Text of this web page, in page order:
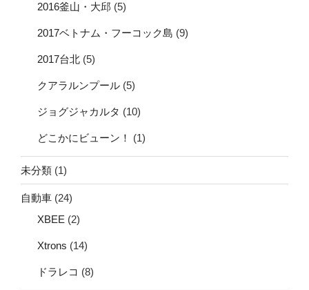
2016釜山・大邱 (5)
2017ベトナム・フーコック島 (9)
2017台北 (5)
クアラルンプール (5)
ジョグジャカルタ (10)
どこかにビューン！ (1)
未分類 (1)
自動車 (24)
XBEE (2)
Xtrons (14)
ドラレコ (8)